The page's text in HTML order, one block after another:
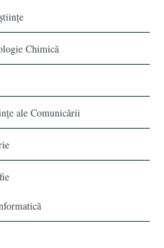
Chimică
ale Comunicării